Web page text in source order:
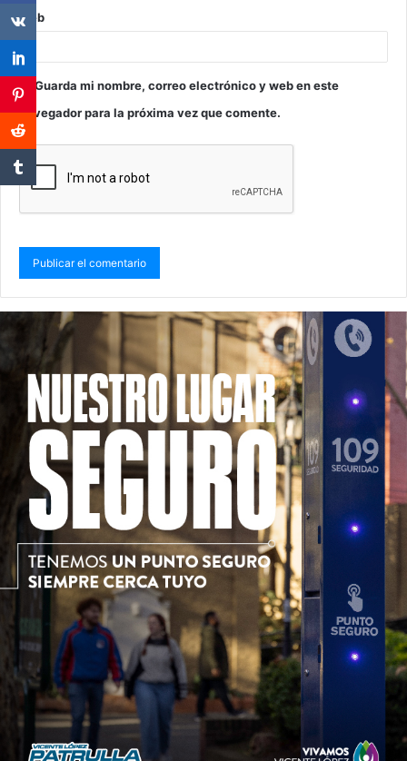
Web
Guarda mi nombre, correo electrónico y web en este
navegador para la próxima vez que comente.